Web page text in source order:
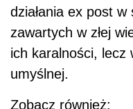
działania ex post
zawartych w złej
ich karalności, lecz
umyślnej.
Zobacz również: